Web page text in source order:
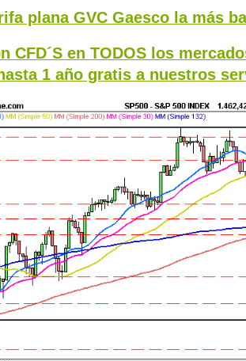
plana GVC Gaesco la más
CFD´S en TODOS los
1 año gratis a nuestros